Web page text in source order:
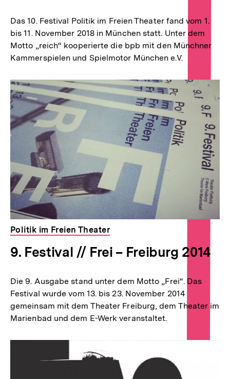
Das 10. Festival Politik im Freien Theater fand vom 1.
bis 11. November 2018 in München statt. Unter dem
Motto „reich“ kooperierte die bpb mit den Münchner
Kammerspielen und Spielmotor München e.V.
Politik im Freien Theater
9. Festival // Frei – Freiburg 2014
Die 9. Ausgabe stand unter dem Motto „Frei“. Das
Festival wurde vom 13. bis 23. November 2014
gemeinsam mit dem Theater Freiburg, dem Theater im
Marienbad und dem E-Werk veranstaltet.